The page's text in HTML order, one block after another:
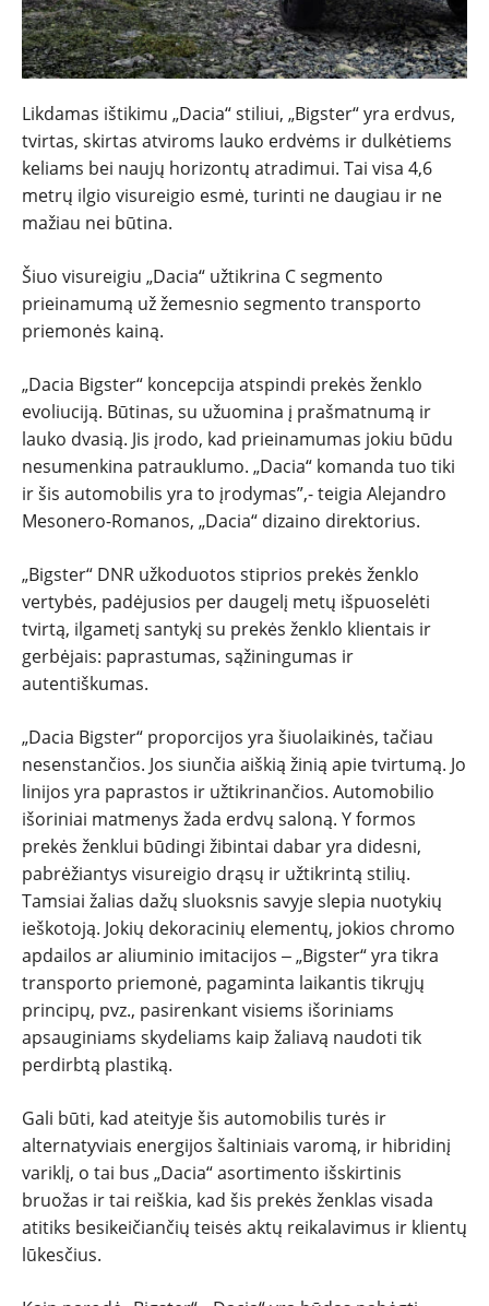
Likdamas ištikimu „Dacia“ stiliui, „Bigster“ yra erdvus,
tvirtas, skirtas atviroms lauko erdvėms ir dulkėtiems
keliams bei naujų horizontų atradimui. Tai visa 4,6
metrų ilgio visureigio esmė, turinti ne daugiau ir ne
mažiau nei būtina.
Šiuo visureigiu „Dacia“ užtikrina C segmento
prieinamumą už žemesnio segmento transporto
priemonės kainą.
„Dacia Bigster“ koncepcija atspindi prekės ženklo
evoliuciją. Būtinas, su užuomina į prašmatnumą ir
lauko dvasią. Jis įrodo, kad prieinamumas jokiu būdu
nesumenkina patrauklumo. „Dacia“ komanda tuo tiki
ir šis automobilis yra to įrodymas”,- teigia Alejandro
Mesonero-Romanos, „Dacia“ dizaino direktorius.
„Bigster“ DNR užkoduotos stiprios prekės ženklo
vertybės, padėjusios per daugelį metų išpuoselėti
tvirtą, ilgametį santykį su prekės ženklo klientais ir
gerbėjais: paprastumas, sąžiningumas ir
autentiškumas.
„Dacia Bigster“ proporcijos yra šiuolaikinės, tačiau
nesenstančios. Jos siunčia aiškią žinią apie tvirtumą. Jo
linijos yra paprastos ir užtikrinančios. Automobilio
išoriniai matmenys žada erdvų saloną. Y formos
prekės ženklui būdingi žibintai dabar yra didesni,
pabrėžiantys visureigio drąsų ir užtikrintą stilių.
Tamsiai žalias dažų sluoksnis savyje slepia nuotykių
ieškotoją. Jokių dekoracinių elementų, jokios chromo
apdailos ar aliuminio imitacijos ‒ „Bigster“ yra tikra
transporto priemonė, pagaminta laikantis tikrųjų
principų, pvz., pasirenkant visiems išoriniams
apsauginiams skydeliams kaip žaliavą naudoti tik
perdirbtą plastiką.
Gali būti, kad ateityje šis automobilis turės ir
alternatyviais energijos šaltiniais varomą, ir hibridinį
variklį, o tai bus „Dacia“ asortimento išskirtinis
bruožas ir tai reiškia, kad šis prekės ženklas visada
atitiks besikeičiančių teisės aktų reikalavimus ir klientų
lūkesčius.